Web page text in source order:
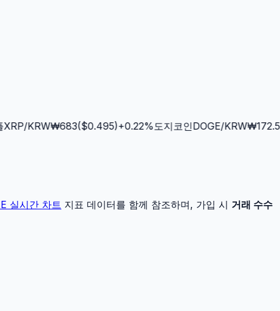
/KRW₩683($0.495)+0.22%도지코인DOGE/KRW₩172.5($
실시간 차트 지표 데이터를 함께 참조하며, 가입 시 거래 수수